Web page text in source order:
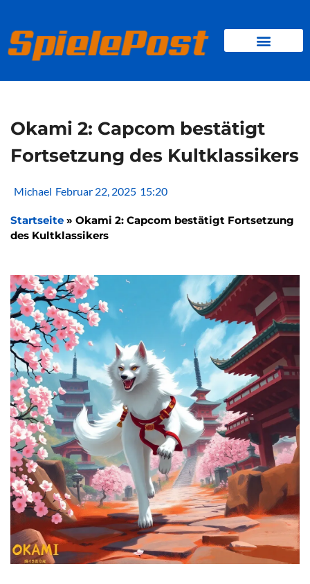
springen
Okami 2: Capcom bestätigt
Fortsetzung des Kultklassikers
Michael Februar 22, 2025 15:20
Startseite » Okami 2: Capcom bestätigt Fortsetzung
des Kultklassikers